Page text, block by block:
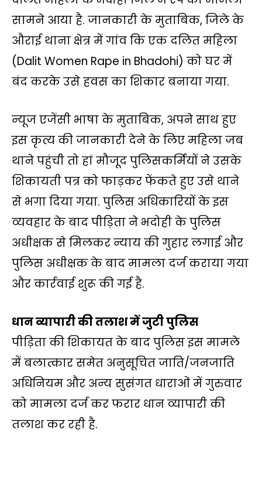
p
o
k
r
k
a
m
सामने आया है. जानकारी के मुताबिक, जिले के
औराई थाना क्षेत्र में गांव कि एक दलित महिला
(Dalit Women Rape in Bhadohi) को घर में
बंद करके उसे हवस का शिकार बनाया गया.
न्यूज एजेंसी भाषा के मुताबिक, अपने साथ हुए
इस कृत्य की जानकारी देने के लिए महिला जब
थाने पहुंची तो हां मौजूद पुलिसकर्मियों ने उसके
शिकायती पत्र को फाड़कर फेंकते हुए उसे थाने
से भगा दिया गया. पुलिस अधिकारियों के इस
व्यवहार के बाद पीड़िता ने भदोही के पुलिस
अधीक्षक से मिलकर न्याय की गुहार लगाई और
पुलिस अधीक्षक के बाद मामला दर्ज कराया गया
और कार्रवाई शुरू की गई है.
धान व्यापारी की तलाश में जुटी पुलिस
पीड़िता की शिकायत के बाद पुलिस इस मामले
में बलात्कार समेत अनुसूचित जाति/जनजाति
अधिनियम और अन्य सुसंगत धाराओं में गुरुवार
को मामला दर्ज कर फरार धान व्यापारी की
तलाश कर रही है.